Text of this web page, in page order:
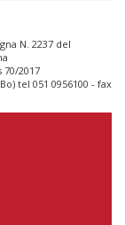
N. 2237 del
2017
tel 051 0956100 - fax